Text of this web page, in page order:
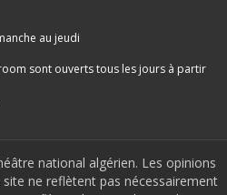
au jeudi
sont ouverts tous les jours à partir
national algérien. Les opinions
ne reflètent pas nécessairement